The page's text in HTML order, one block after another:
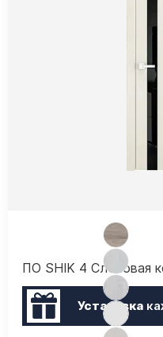
ПО SHIK 4 Слоновая
Установка